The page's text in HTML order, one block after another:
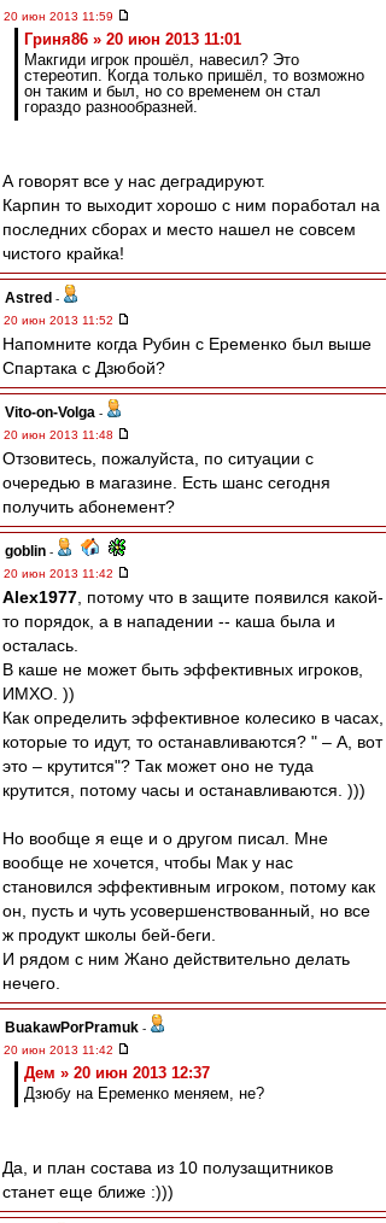
20 июн 2013 11:59
Гриня86 » 20 июн 2013 11:01
Макгиди игрок прошёл, навесил? Это
стереотип. Когда только пришёл, то возможно
он таким и был, но со временем он стал
гораздо разнообразней.
А говорят все у нас деградируют.
Карпин то выходит хорошо с ним поработал на
последних сборах и место нашел не совсем
чистого крайка!
Astred -
20 июн 2013 11:52
Напомните когда Рубин с Еременко был выше
Спартака с Дзюбой?
Vito-on-Volga -
20 июн 2013 11:48
Отзовитесь, пожалуйста, по ситуации с
очередью в магазине. Есть шанс сегодня
получить абонемент?
goblin -
20 июн 2013 11:42
Alex1977 , потому что в защите появился какой-
то порядок, а в нападении -- каша была и
осталась.
В каше не может быть эффективных игроков,
ИМХО. ))
Как определить эффективное колесико в часах,
которые то идут, то останавливаются? " – А, вот
это – крутится"? Так может оно не туда
крутится, потому часы и останавливаются. )))
Но вообще я еще и о другом писал. Мне
вообще не хочется, чтобы Мак у нас
становился эффективным игроком, потому как
он, пусть и чуть усовершенствованный, но все
ж продукт школы бей-беги.
И рядом с ним Жано действительно делать
нечего.
BuakawPorPramuk -
20 июн 2013 11:42
Дем » 20 июн 2013 12:37
Дзюбу на Еременко меняем, не?
Да, и план состава из 10 полузащитников
станет еще ближе :)))